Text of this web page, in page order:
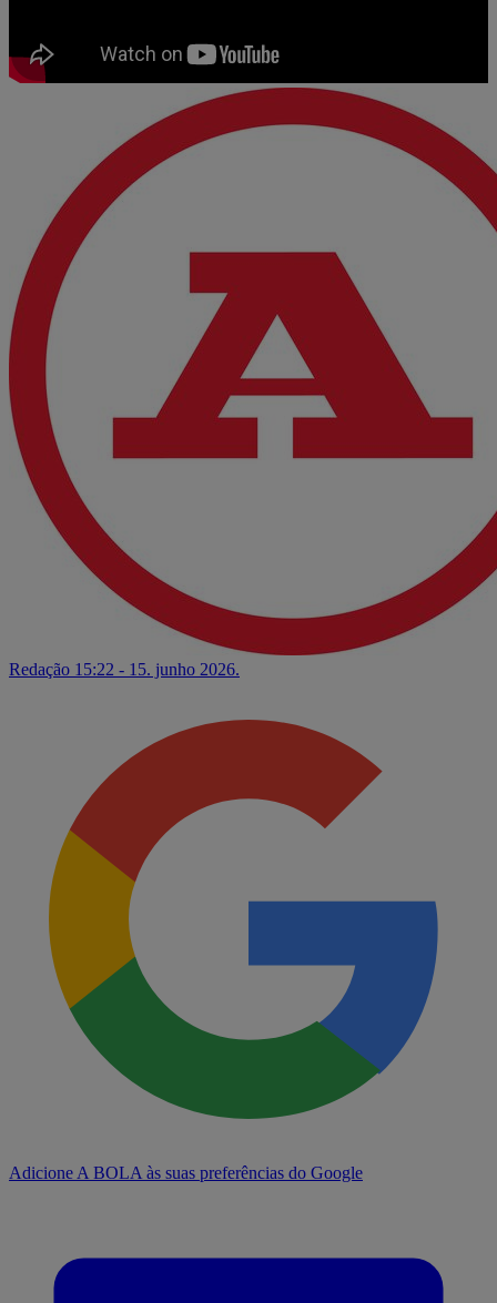
Redação 15:22 - 15. junho 2026.
Adicione A BOLA às suas preferências do Google